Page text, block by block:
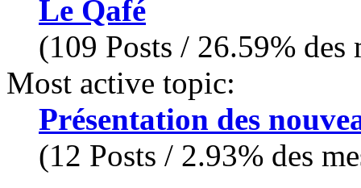
Le Qafé
(109 Posts / 26.59% des
Most active topic:
Présentation des
(12 Posts / 2.93% des